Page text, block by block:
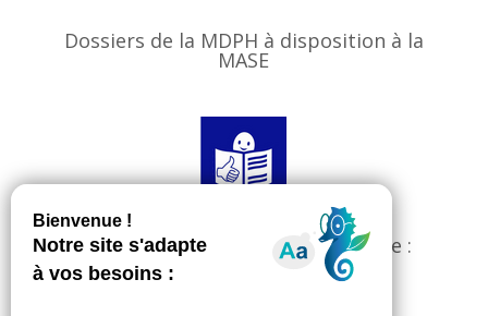
Dossiers de la MDPH à disposition à la
MASE
FALC, Facile à lire et à comprendre :
documents MDPH
Suivez toute l'actualité de votre ville!